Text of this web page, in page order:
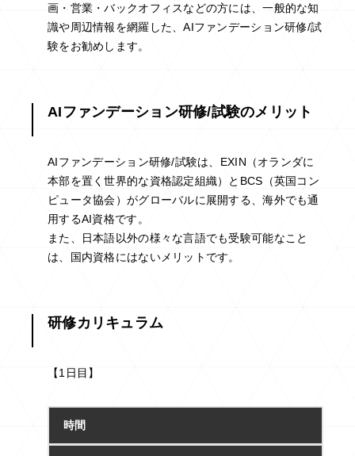
画・営業・バックオフィスなどの方には、一般的な知
識や周辺情報を網羅した、AIファンデーション研修/試
験をお勧めします。
AIファンデーション研修/試験のメリット
AIファンデーション研修/試験は、EXIN（オランダに
本部を置く世界的な資格認定組織）とBCS（英国コン
ピュータ協会）がグローバルに展開する、海外でも通
用するAI資格です。
また、日本語以外の様々な言語でも受験可能なこと
は、国内資格にはないメリットです。
研修カリキュラム
【1日目】
時間